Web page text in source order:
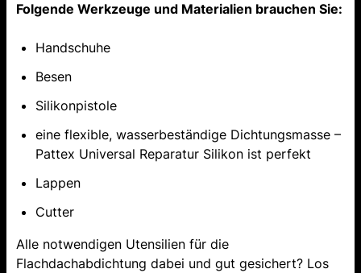
Folgende Werkzeuge und Materialien brauchen Sie:
Handschuhe
Besen
Silikonpistole
eine flexible, wasserbeständige Dichtungsmasse –
Pattex Universal Reparatur Silikon ist perfekt
Lappen
Cutter
Alle notwendigen Utensilien für die
Flachdachabdichtung dabei und gut gesichert? Los